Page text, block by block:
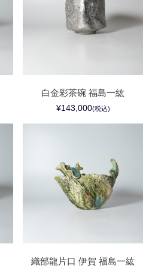
白金彩茶碗 福島一紘
¥143,000(税込)
織部龍片口 伊賀 福島一紘